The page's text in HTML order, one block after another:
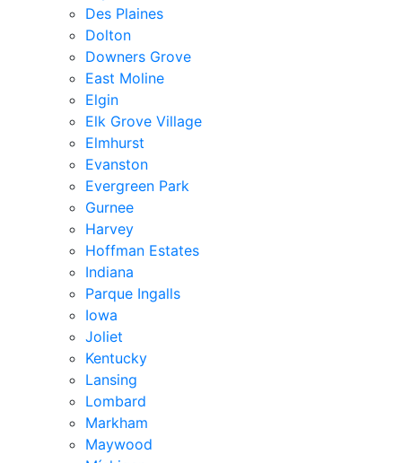
Des Plaines
Dolton
Downers Grove
East Moline
Elgin
Elk Grove Village
Elmhurst
Evanston
Evergreen Park
Gurnee
Harvey
Hoffman Estates
Indiana
Parque Ingalls
Iowa
Joliet
Kentucky
Lansing
Lombard
Markham
Maywood